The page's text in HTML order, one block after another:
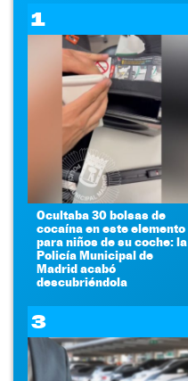
1
Ocultaba 30 bolsas de
cocaína en este elemento
para niños de su coche: la
Policía Municipal de
Madrid acabó
descubriéndola
3